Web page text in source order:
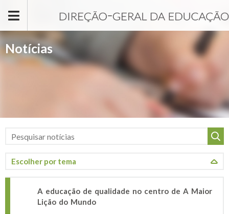
Notícias
A educação de qualidade no centro de A Maior
Lição do Mundo